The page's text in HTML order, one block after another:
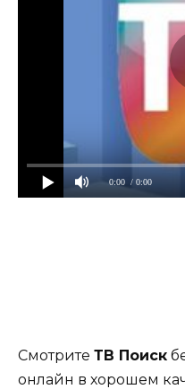
0:00 / 0:00
Смотрите ТВ Поиск
онлайн в хорошем